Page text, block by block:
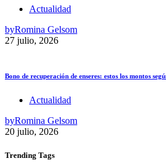
Actualidad
byRomina Gelsom
27 julio, 2026
Bono de recuperación de enseres: estos los montos
Actualidad
byRomina Gelsom
20 julio, 2026
Trending Tags